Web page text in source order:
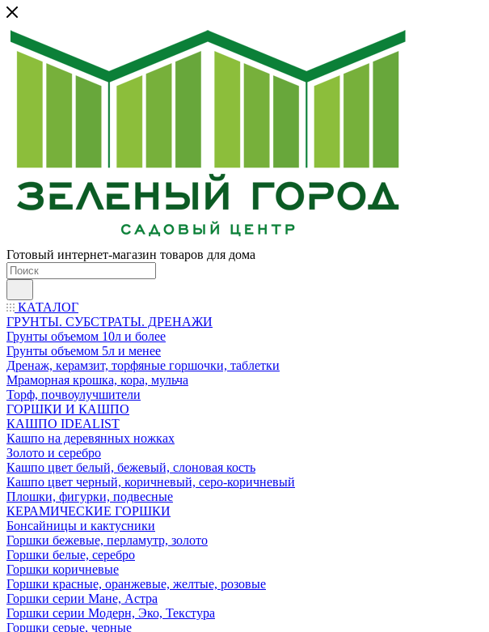
Готовый интернет-магазин товаров для дома
КАТАЛОГ
ГРУНТЫ. СУБСТРАТЫ. ДРЕНАЖИ
Грунты объемом 10л и более
Грунты объемом 5л и менее
Дренаж, керамзит, торфяные горшочки, таблетки
Мраморная крошка, кора, мульча
Торф, почвоулучшители
ГОРШКИ И КАШПО
КАШПО IDEALIST
Кашпо на деревянных ножках
Золото и серебро
Кашпо цвет белый, бежевый, слоновая кость
Кашпо цвет черный, коричневый, серо-коричневый
Плошки, фигурки, подвесные
КЕРАМИЧЕСКИЕ ГОРШКИ
Бонсайницы и кактусники
Горшки бежевые, перламутр, золото
Горшки белые, серебро
Горшки коричневые
Горшки красные, оранжевые, желтые, розовые
Горшки серии Мане, Астра
Горшки серии Модерн, Эко, Текстура
Горшки серые, черные